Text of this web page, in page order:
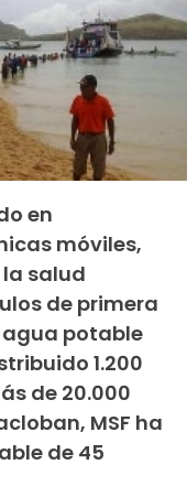
en
móviles,
salud
de primera
potable
1.200
de 20.000
MSF ha
de 45